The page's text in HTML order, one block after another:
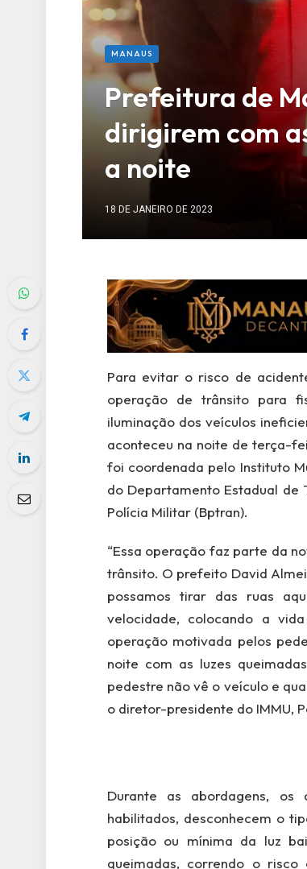
MANAUS
Prefeitura de
dirigirem com
a noite
18 DE JANEIRO DE 2023
Para evitar o risco de
operação de trânsito para
iluminação dos veículos
aconteceu na noite de terça-
foi coordenada pelo Instituto
do Departamento Estadual de
Polícia Militar (Bptran).
“Essa operação faz parte da
trânsito. O prefeito David
possamos tirar das ruas
velocidade, colocando a
operação motivada pelos
noite com as luzes
pedestre não vê o veículo e
o diretor-presidente do IMMU,
Durante as abordagens,
habilitados, desconhecem o
posição ou mínima da luz
queimadas, correndo o